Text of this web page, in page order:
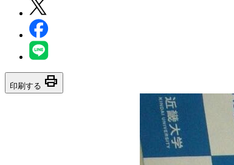
印刷する print